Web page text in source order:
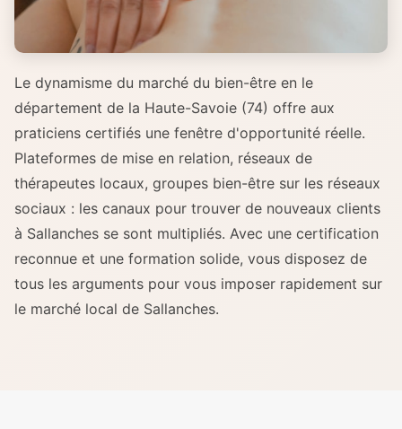
Le dynamisme du marché du bien-être en le
département de la Haute-Savoie (74) offre aux
praticiens certifiés une fenêtre d'opportunité réelle.
Plateformes de mise en relation, réseaux de
thérapeutes locaux, groupes bien-être sur les réseaux
sociaux : les canaux pour trouver de nouveaux clients
à Sallanches se sont multipliés. Avec une certification
reconnue et une formation solide, vous disposez de
tous les arguments pour vous imposer rapidement sur
le marché local de Sallanches.